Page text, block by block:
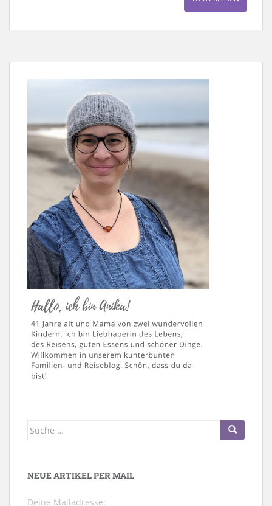
Suche
NEUE ARTIKEL PER MAIL
Deine Mailadresse: